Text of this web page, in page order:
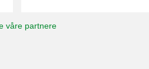
våre partnere